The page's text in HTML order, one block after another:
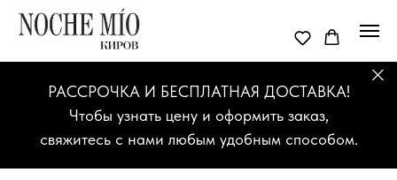
РАССРОЧКА И БЕСПЛАТНАЯ ДОСТАВКА!
Чтобы узнать цену и оформить заказ,
свяжитесь с нами любым удобным способом.